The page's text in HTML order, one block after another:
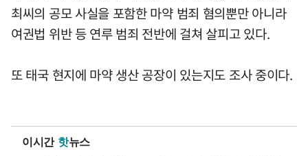
최씨의 공모 사실을 포함한 마약 범죄 혐의뿐만 아니라
여권법 위반 등 연루 범죄 전반에 걸쳐 살피고 있다.
또 태국 현지에 마약 생산 공장이 있는지도 조사 중이다.
이시간 핫뉴스